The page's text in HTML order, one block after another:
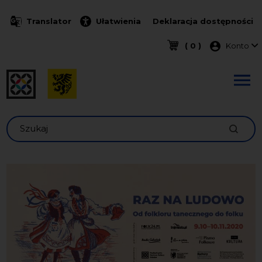
Translator Ułatwienia Deklaracja dostępności
( 0 ) Menu
Konto
Szukaj